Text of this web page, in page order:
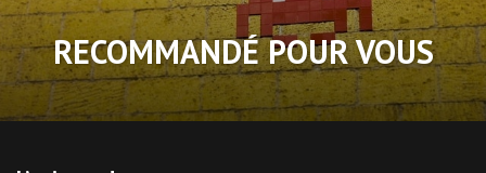
RECOMMANDÉ POUR VOUS